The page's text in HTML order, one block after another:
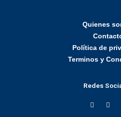
Quienes
Política de
Terminos y
Redes